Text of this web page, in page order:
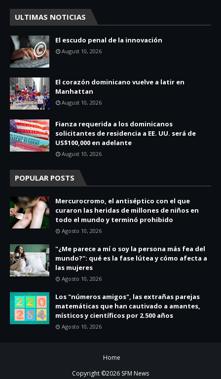
ULTIMAS NOTICIAS
El escudo penal de la innovación
August 10, 2026
El corazón dominicano vuelve a latir en
Manhattan
August 10, 2026
Fianza requerida a los dominicanos
solicitantes de residencia a EE. UU. será de
US$100,000 en adelante
August 10, 2026
POPULAR POSTS
Mercurocromo, el antiséptico con el que
curaron las heridas de millones de niños en
todo el mundo y terminó prohibido
Agosto 10, 2026
"¿Me parece a mí o soy la persona más fea del
mundo?": qué es la fase lútea y cómo afecta a
las mujeres
Agosto 10, 2026
Los "números amigos", las extrañas parejas
matemáticas que han cautivado a amantes,
místicos y científicos por 2.500 años
Agosto 10, 2026
Home
Copyright ©2026 SFM News